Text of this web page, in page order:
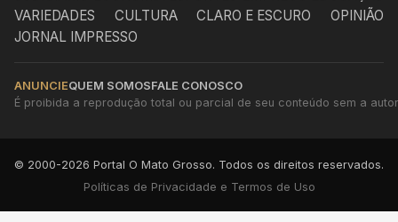
VARIEDADES
CULTURA CLARO E ESCURO
OPINIÃO
JORNAL IMPRESSO
ANUNCIEQUEM SOMOSFALE CONOSCO
É proibida a reprodução total ou parcial de seu conteúdo sem a
© 2000-2026 Portal O Mato Grosso. Todos os direitos reservados.
Políticas de Privacidade e Termos de Uso